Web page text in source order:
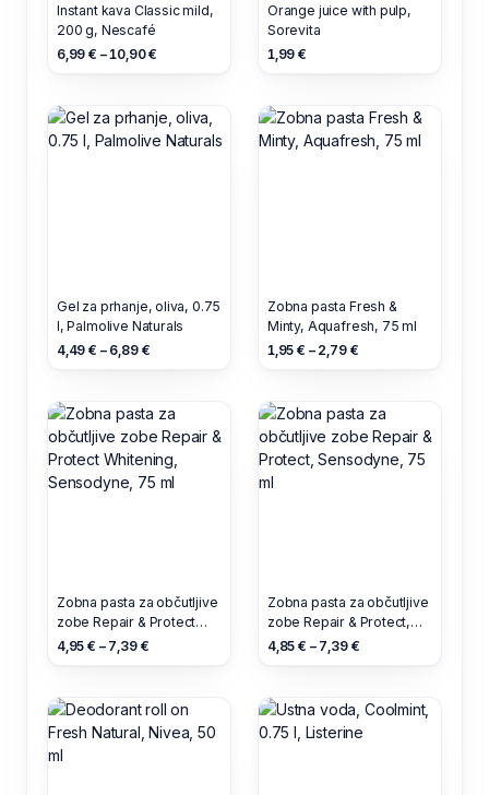
Instant kava Classic mild,
200 g, Nescafé
6,99 € – 10,90 €
Orange juice with pulp,
Sorevita
1,99 €
Gel za prhanje, oliva, 0.75
l, Palmolive Naturals
4,49 € – 6,89 €
Zobna pasta Fresh &
Minty, Aquafresh, 75 ml
1,95 € – 2,79 €
Zobna pasta za občutljive
zobe Repair & Protect
Whitening, Sensodyne,
4,95 € – 7,39 €
Zobna pasta za občutljive
zobe Repair & Protect,
Sensodyne, 75 ml
4,85 € – 7,39 €